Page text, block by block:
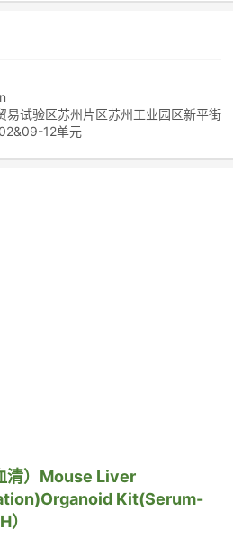
易试验区苏州片区苏州工业园区新平街
12单元
清）Mouse Liver
Kit(Serum-